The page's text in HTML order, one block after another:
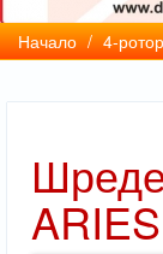
Начало / 4-